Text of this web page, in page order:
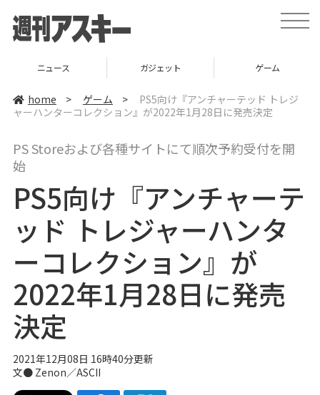
t
o
v
t
i
ニュース ガジェット ゲーム
home > ゲーム >
PS5向け『アンチャーテッド トレジ
ャーハンターコレクション』が2022年1月28日に発売決定
PS Storeおよび各種サイトにて順次予約受付を開
始
PS5向け『アンチャーテ
ッド トレジャーハンタ
ーコレクション』が
2022年1月28日に発売
決定
2021年12月08日 16時40分更新
文● Zenon／ASCII